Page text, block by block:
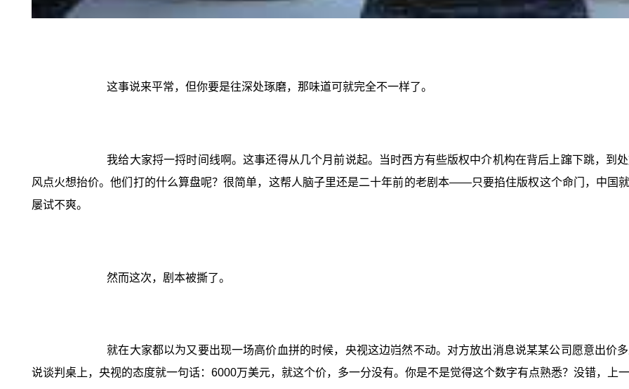
这事说来平常，但你要是往深处琢磨，那味道可就完全不一样了。
我给大家捋一捋时间线啊。这事还得从几个月前说起。当时西方有些版权中介机构在背后上蹿下跳，到
风点火想抬价。他们打的什么算盘呢？很简单，这帮人脑子里还是二十年前的老剧本——只要掐住版权这个命门，中国
屡试不爽。
然而这次，剧本被撕了。
就在大家都以为又要出现一场高价血拼的时候，央视这边岿然不动。对方放出消息说某某公司愿意出价
说谈判桌上，央视的态度就一句话：6000万美元，就这个价，多一分没有。你是不是觉得这个数字有点熟悉？没错，上